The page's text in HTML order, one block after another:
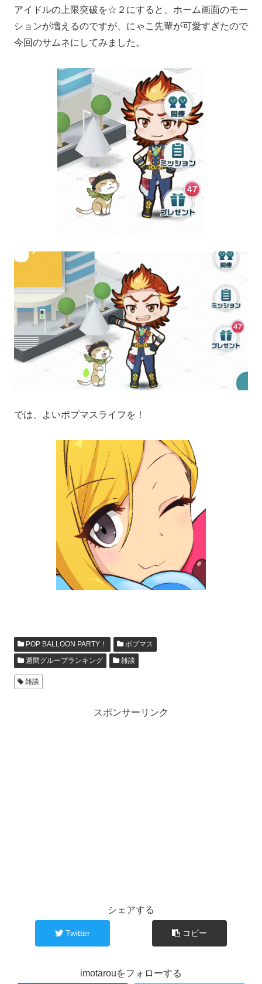
アイドルの上限突破を☆２にすると、ホーム画面のモー
ションが増えるのですが、にゃこ先輩が可愛すぎたので
今回のサムネにしてみました。
では、よいポプマスライフを！
POP BALLOON PARTY！
ポプマス
週間グループランキング
雑談
雑談
スポンサーリンク
シェアする
Twitter コピー
imotarouをフォローする